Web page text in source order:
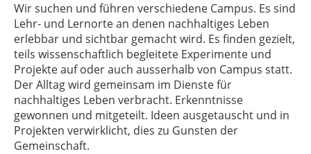
Wir suchen und führen verschiedene Campus. Es sind
Lehr- und Lernorte an denen nachhaltiges Leben
erlebbar und sichtbar gemacht wird. Es finden gezielt,
teils wissenschaftlich begleitete Experimente und
Projekte auf oder auch ausserhalb von Campus statt.
Der Alltag wird gemeinsam im Dienste für
nachhaltiges Leben verbracht. Erkenntnisse
gewonnen und mitgeteilt. Ideen ausgetauscht und in
Projekten verwirklicht, dies zu Gunsten der
Gemeinschaft.